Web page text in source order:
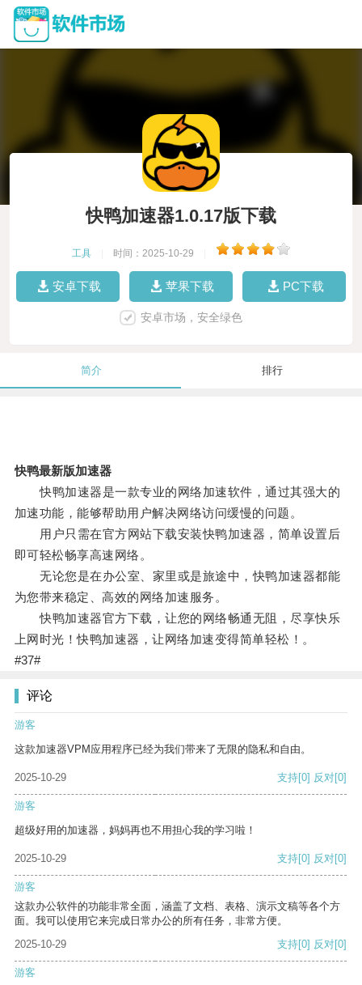
快鸭加速器1.0.17版下载
工具 时间：2025-10-29
安卓下载 苹果下载 PC下载
安卓市场，安全绿色
简介 排行
快鸭最新版加速器
快鸭加速器是一款专业的网络加速软件，通过其强大的
加速功能，能够帮助用户解决网络访问缓慢的问题。
用户只需在官方网站下载安装快鸭加速器，简单设置后
即可轻松畅享高速网络。
无论您是在办公室、家里或是旅途中，快鸭加速器都能
为您带来稳定、高效的网络加速服务。
快鸭加速器官方下载，让您的网络畅通无阻，尽享快乐
上网时光！快鸭加速器，让网络加速变得简单轻松！。
#37#
评论
游客
这款加速器VPM应用程序已经为我们带来了无限的隐私和自由。
2025-10-29 支持[0] 反对[0]
游客
超级好用的加速器，妈妈再也不用担心我的学习啦！
2025-10-29 支持[0] 反对[0]
游客
这款办公软件的功能非常全面，涵盖了文档、表格、演示文稿等各个方
面。我可以使用它来完成日常办公的所有任务，非常方便。
2025-10-29
支持[0] 反对[0]
游客